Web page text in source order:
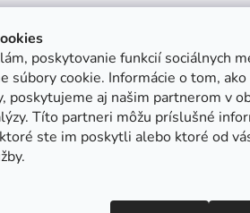
poskytovanie funkcií sociálnych
súbory cookie. Informácie o tom, ako
poskytujeme aj našim partnerom v
Títo partneri môžu príslušné
ste im poskytli alebo ktoré od